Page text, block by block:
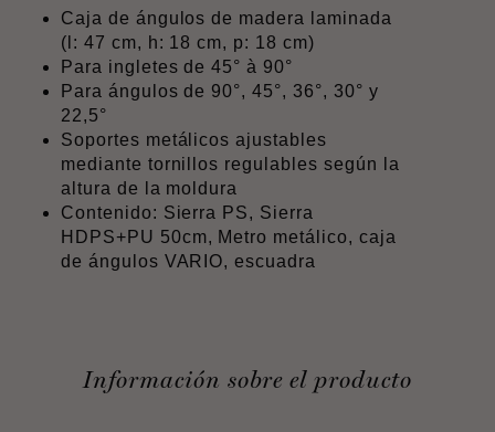
Caja de ángulos de madera laminada
(l: 47 cm, h: 18 cm, p: 18 cm)
Para ingletes de 45° à 90°
Para ángulos de 90°, 45°, 36°, 30° y
22,5°
Soportes metálicos ajustables
mediante tornillos regulables según la
altura de la moldura
Contenido: Sierra PS, Sierra
HDPS+PU 50cm, Metro metálico, caja
de ángulos VARIO, escuadra
Información sobre el producto